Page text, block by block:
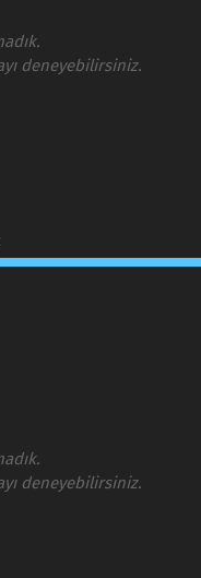
deneyebilirsiniz.
deneyebilirsiniz.